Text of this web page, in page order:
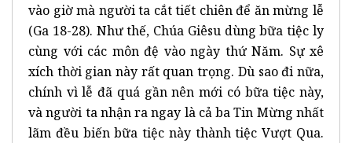
vào giờ mà người ta cắt tiết chiên để ăn mừng lễ
(Ga 18-28). Như thế, Chúa Giêsu dùng bữa tiệc ly
cùng với các môn đệ vào ngày thứ Năm. Sự xê
xích thời gian này rất quan trọng. Dù sao đi nữa,
chính vì lễ đã quá gần nên mới có bữa tiệc này,
và người ta nhận ra ngay là cả ba Tin Mừng nhất
lãm đều biến bữa tiệc này thành tiệc Vượt Qua.